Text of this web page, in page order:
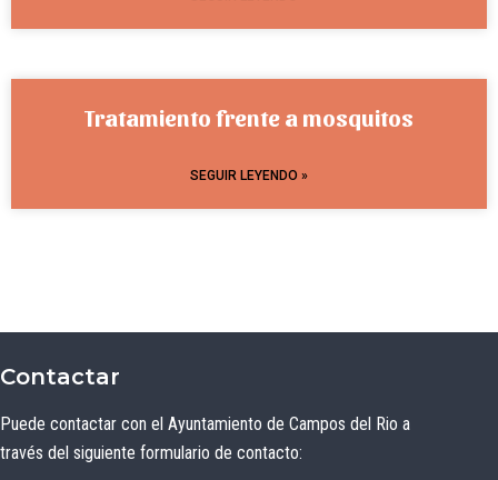
Tratamiento frente a mosquitos
SEGUIR LEYENDO »
Contactar
Puede contactar con el Ayuntamiento de Campos del Rio a
través del siguiente formulario de contacto: